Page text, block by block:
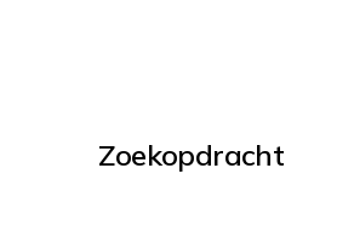
Zoekopdracht